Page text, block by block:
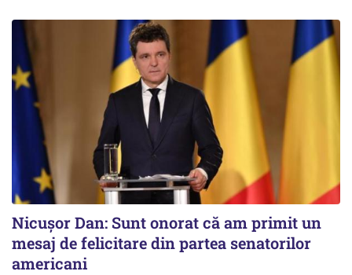
Nicușor Dan: Sunt onorat că am primit un
mesaj de felicitare din partea senatorilor
americani